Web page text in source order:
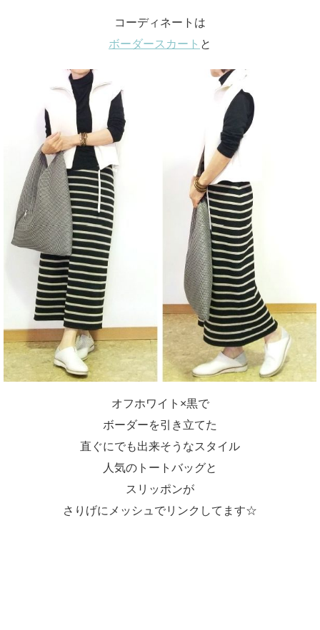
コーディネートは
ボーダースカート と
オフホワイト×黒で
ボーダーを引き立てた
直ぐにでも出来そうなスタイル
人気のトートバッグと
スリッポンが
さりげにメッシュでリンクしてます☆